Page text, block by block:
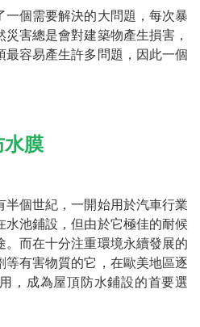
個需要解決的大問題，每次暴
害總是會對建築物產生損害，
最容易產生許多問題，因此一個
水膜
半個世紀，一開始用於汽車行業
水池鋪設，但由於它極佳的耐候
而在十分注重環境永續發展的
有害物質的它，在歐美地區逐
，成為屋頂防水鋪設的首要選